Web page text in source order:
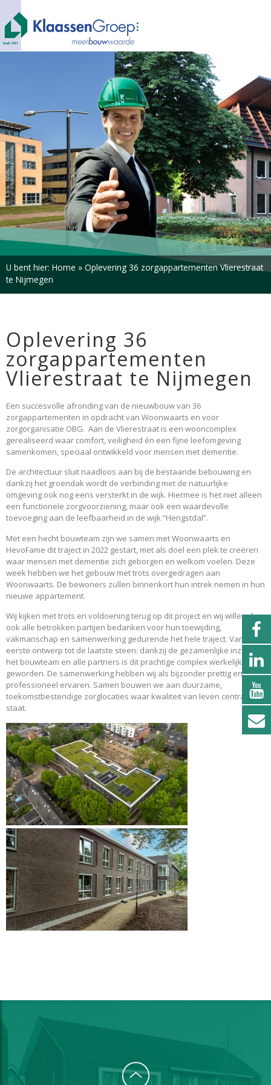
U bent hier: Home » Oplevering 36 zorgappartementen Vlierestraat
te Nijmegen
Oplevering 36
zorgappartementen
Vlierestraat te Nijmegen
Een succesvolle afronding van de nieuwbouw van 36
zorgappartementen in opdracht van Woonwaarts en voor
zorgorganisatie OBG. Aan de Vlierestraat is een wooncomplex
gerealiseerd waar comfort, veiligheid én een fijne leefomgeving
samenkomen, speciaal ontwikkeld voor mensen met dementie.
De architectuur sluit naadloos aan bij de bestaande bebouwing en
dankzij het groendak wordt de verbinding met de natuurlijke
omgeving ook nog eens versterkt in de wijk. Hiermee is het niet alleen
een functionele zorgvoorziening, maar ook een waardevolle
toevoeging aan de leefbaarheid in de wijk “Hengstdal”.
Met een hecht bouwteam zijn we samen met Woonwaarts en
HevoFame dit traject in 2022 gestart, met als doel een plek te creëren
waar mensen met dementie zich geborgen en welkom voelen. Deze
week hebben we het gebouw met trots overgedragen aan
Woonwaarts. De bewoners zullen binnenkort hun intrek nemen in hun
nieuwe appartement.
Wij kijken met trots en voldoening terug op dit project en wij willen dan
ook alle betrokken partijen bedanken voor hun toewijding,
vakmanschap en samenwerking gedurende het hele traject. Van het
eerste ontwerp tot de laatste steen: dankzij de gezamenlijke inzet van
het bouwteam en alle partners is dit prachtige complex werkelijkheid
geworden. De samenwerking hebben wij als bijzonder prettig en
professioneel ervaren. Samen bouwen we aan duurzame,
toekomstbestendige zorglocaties waar kwaliteit van leven centraal
staat.